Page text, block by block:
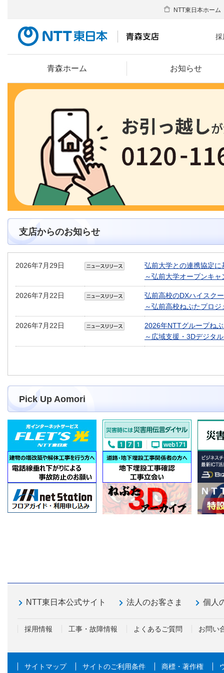
青森ホーム お知らせ
NTT東日本ホーム
採
支店からのお知らせ
2026年7月29日
弘前大学との連携協定
～弘前大学オープンキ
2026年7月22日
弘前高校のDXハイスク
～弘前高校ねぷたプロ
2026年7月22日
2026年NTTグループね
～広域支援・3Dデジタ
Pick Up Aomori
NTT東日本公式サイト 法人のお客さま 個人
採用情報 工事・故障情報 よくあるご質問 お問い
サイトマップ サイトのご利用条件 商標・著作権